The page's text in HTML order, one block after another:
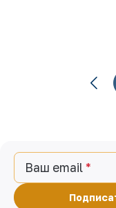
Ваш email